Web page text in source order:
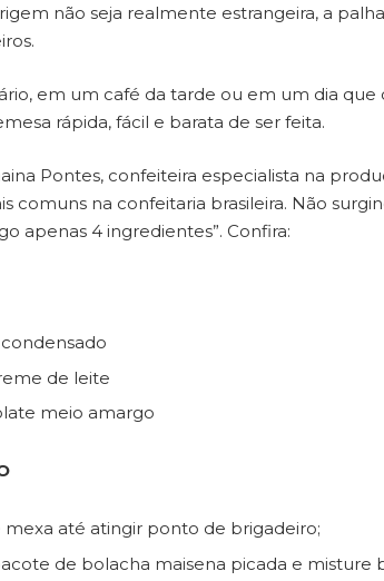
não seja realmente estrangeira, a
em um café da tarde ou em um dia
rápida, fácil e barata de ser feita.
Pontes, confeiteira especialista na
comuns na confeitaria brasileira. Não
apenas 4 ingredientes”. Confira:
de leite
meio amargo
mexa até atingir ponto de brigadeiro;
de bolacha maisena picada e misture